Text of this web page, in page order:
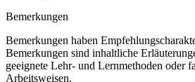
Bemerkungen
Bemerkungen haben
Bemerkungen sind inhaltliche
geeignete Lehr- und Lernmethoden oder
Arbeitsweisen.